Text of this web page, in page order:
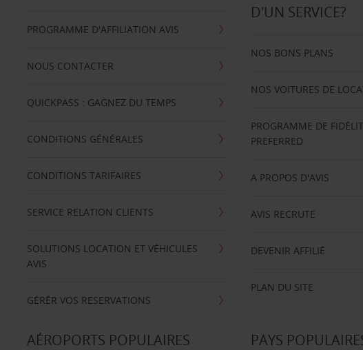
PROGRAMME D'AFFILIATION AVIS
NOUS CONTACTER
QUICKPASS : GAGNEZ DU TEMPS
CONDITIONS GÉNÉRALES
CONDITIONS TARIFAIRES
SERVICE RELATION CLIENTS
SOLUTIONS LOCATION ET VÉHICULES
AVIS
GÉRÉR VOS RESERVATIONS
D'UN SERVICE?
NOS BONS PLANS
NOS VOITURES DE
PROGRAMME DE
PREFERRED
A PROPOS D'AVIS
AVIS RECRUTE
DEVENIR AFFILIÉ
PLAN DU SITE
AÉROPORTS POPULAIRES PAYS